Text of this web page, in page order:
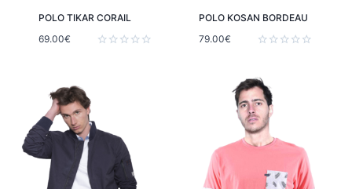
POLO TIKAR CORAIL
69.00€
POLO KOSAN BORDEAU
sur
5
79.00€